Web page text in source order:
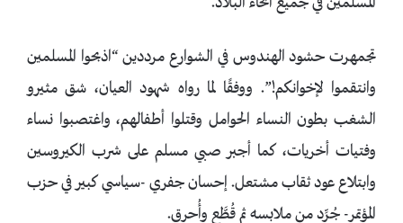
تجمهرت حشود الهندوس في الشوارع مرددين “اذبحوا المسلمين
وانتقموا لإخوانكم!”. ووفقًا لما رواه شهود العيان، شق مثيرو
الشغب بطون النساء الحوامل وقتلوا أطفالهم، واغتصبوا نساء
وفتيات أخريات، كما أجبر صبي مسلم على شرب الكيروسين
وابتلاع عود ثقاب مشتعل. إحسان جفري -سياسي كبير في حزب
المؤتمر- جُرِّد من ملابسه ثم قُطَّع وأُحرق.